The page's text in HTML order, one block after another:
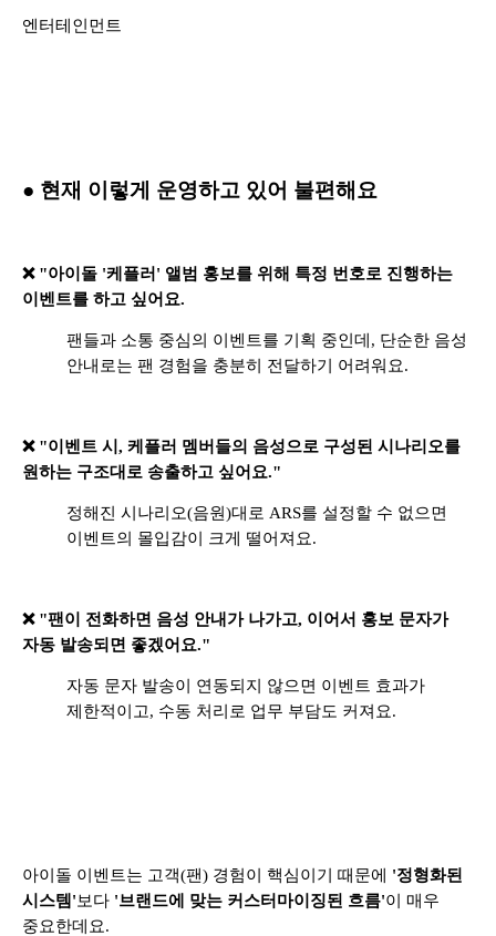
엔터테인먼트
● 현재 이렇게 운영하고 있어 불편해요
❌ "아이돌 '케플러' 앨범 홍보를 위해 특정 번호로 진행하는
이벤트를 하고 싶어요.
팬들과 소통 중심의 이벤트를 기획 중인데, 단순한 음성
안내로는 팬 경험을 충분히 전달하기 어려워요.
❌ "이벤트 시, 케플러 멤버들의 음성으로 구성된 시나리오를
원하는 구조대로 송출하고 싶어요."
정해진 시나리오(음원)대로 ARS를 설정할 수 없으면
이벤트의 몰입감이 크게 떨어져요.
❌ "팬이 전화하면 음성 안내가 나가고, 이어서 홍보 문자가
자동 발송되면 좋겠어요."
자동 문자 발송이 연동되지 않으면 이벤트 효과가
제한적이고, 수동 처리로 업무 부담도 커져요.
아이돌 이벤트는 고객(팬) 경험이 핵심이기 때문에 '정형화된
시스템'보다 '브랜드에 맞는 커스터마이징된 흐름'이 매우
중요한데요.